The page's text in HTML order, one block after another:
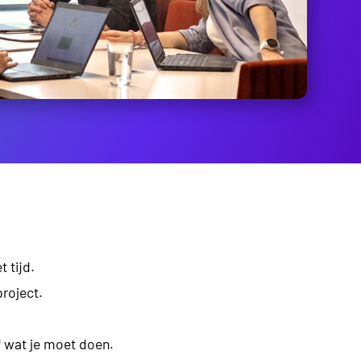
tijd.
je moet doen.